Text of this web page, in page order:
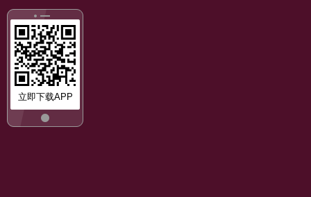
立即下载APP